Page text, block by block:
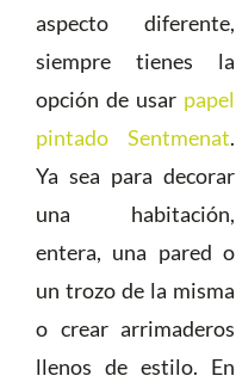
aspecto diferente,
siempre tienes la
opción de usar papel
pintado Sentmenat.
Ya sea para decorar
una habitación,
entera, una pared o
un trozo de la misma
o crear arrimaderos
llenos de estilo. En